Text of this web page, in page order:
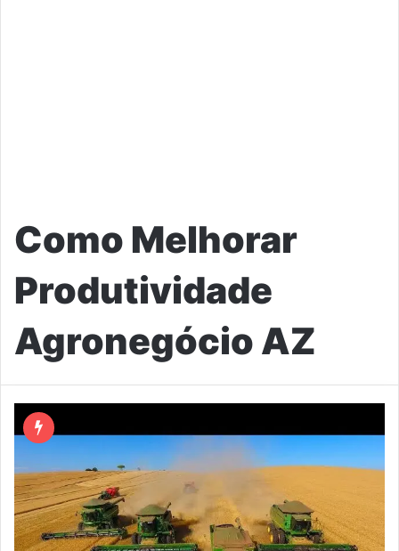
Como Melhorar
Produtividade
Agronegócio AZ